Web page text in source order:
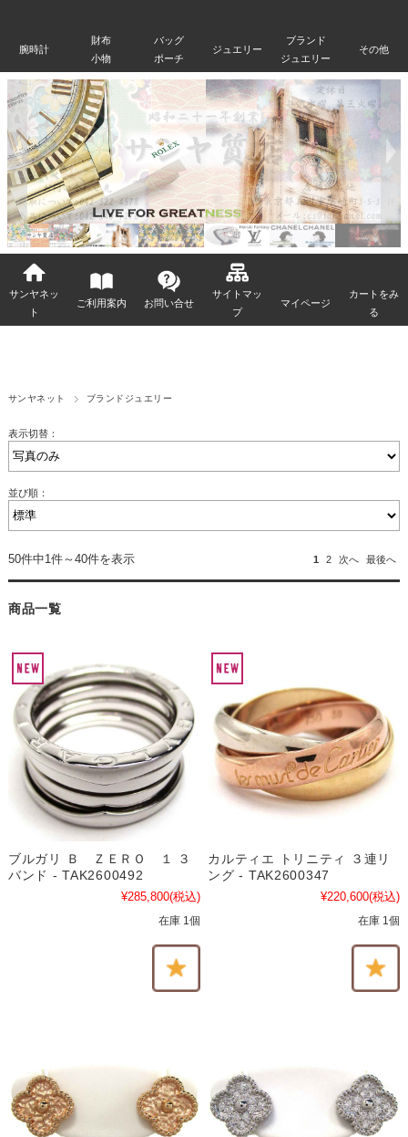
腕時計
財布
小物
バッグ
ポーチ
ジュエリー
ブランド
ジュエリー
その他
サンヤネッ
ト
ご利用案内 お問い合せ
サイトマッ
プ
マイページ
カートをみ
る
サンヤネット ブランドジュエリー
表示切替：
並び順：
50件中1件～40件を表示 1 2 次へ 最後へ
商品一覧
ブルガリ Ｂ ＺＥＲＯ １ ３
バンド - TAK2600492
¥285,800(税込)
在庫 1個
カルティエ トリニティ ３連リ
ング - TAK2600347
¥220,600(税込)
在庫 1個